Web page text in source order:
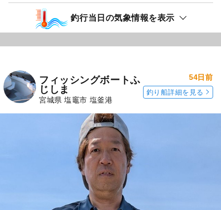
釣行当日の気象情報を表示
フィッシングボートふ
じしま
宮城県 塩竈市 塩釜港
54日前
釣り船詳細を見る